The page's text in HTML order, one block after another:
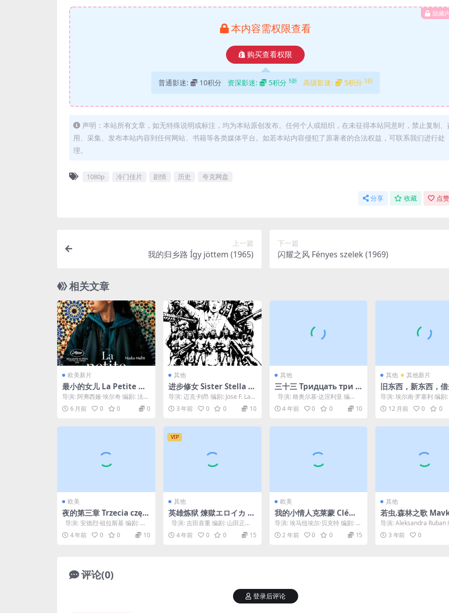
隐藏
本内容需权限查看
购买查看权限
普通影迷: 10积分 资深影迷: 5积分 5折 高级影迷: 5积分 5折
声明：本站所有文章，如无特殊说明或标注，均为本站原创发布。任何个人或组织，在未征得本站同意时，禁止复制、
用、采集、发布本站内容到任何网站、书籍等各类媒体平台。如若本站内容侵犯了原著者的合法权益，可联系我们进行处
理。
1080p 冷门佳片 剧情 历史 夸克网盘
分享 收藏 点
上一篇
我的归乡路 Így jöttem (1965)
下一篇
闪耀之风 Fényes szelek (1969)
相关文章
欧美新片
最小的女儿 La Petite De
rnière (2025)
导演: 阿弗西娅·埃尔奇 编剧: 法蒂
玛·达斯 / 阿弗西娅·埃尔奇 主
演: 纳...
6 月前 0 0 0
其他
进步修女 Sister Stella L.
(1984)
导演: 迈克·列昂 编剧: Jose F. Lac
aba / Jose Almo...
3 年前 0 0 10
其他
三十三 Тридцать три (1
965)
导演: 格奥尔基·达涅利亚 编
剧: 格奥尔基·达涅利亚 主演: 叶...
4 年前 0 0 10
其他 其他新片
旧东西，新东西，
东西 Algo viejo,
evo, algo
24)
导演: 埃尔南·罗塞利 编剧
·罗塞利 主演: Javier
12 月前 0 0
欧美
夜的第三章 Trzecia częś
ć nocy (1971)
导演: 安德烈·祖拉斯基 编剧: 安
德烈·祖拉斯基 / 米罗斯拉夫...
4 年前 0 0 10
VIP
其他
英雄炼狱 煉獄エロイカ (1
970)
导演: 吉田喜重 编剧: 山田正
弘 / 吉田喜重 主演: 冈田茉莉...
4 年前 0 0 15
欧美
我的小情人克莱蒙 Cléme
nt (2002)
导演: 埃马纽埃尔·贝克特 编剧: 埃
马纽埃尔·贝克特 主演: Olivier ...
2 年前 0 0 15
其他
若虫.森林之歌
sova pisnya
导演: Aleksandra Ruban
剧: 杰弗里·海尔顿 / 奥列
3 年前 0
评论(0)
登录后评论